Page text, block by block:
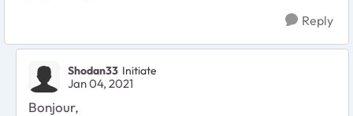
Reply
Shodan33 Initiate
Jan 04, 2021
Bonjour,